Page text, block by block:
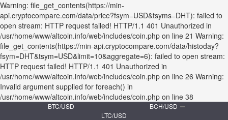
Warning: file_get_contents(https://min-
api.cryptocompare.com/data/price?fsym=USD&tsyms=DHT): failed to
open stream: HTTP request failed! HTTP/1.1 401 Unauthorized in
/usr/home/www/altcoin.info/web/includes/coin.php on line 21 Warning:
file_get_contents(https://min-api.cryptocompare.com/data/histoday?
fsym=DHT&tsym=USD&limit=10&aggregate=6): failed to open stream:
HTTP request failed! HTTP/1.1 401 Unauthorized in
/usr/home/www/altcoin.info/web/includes/coin.php on line 26 Warning:
Invalid argument supplied for foreach() in
/usr/home/www/altcoin.info/web/includes/coin.php on line 38
BTC/USD
BCH/USD
LTC/USD